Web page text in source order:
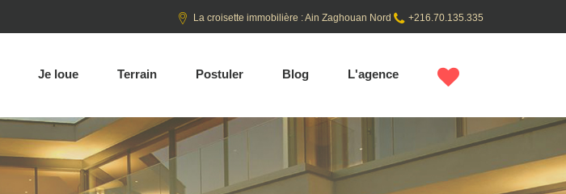
La croisette immobilière : Ain Zaghouan Nord +216.70.135.335
Je loue Terrain Postuler Blog L'agence